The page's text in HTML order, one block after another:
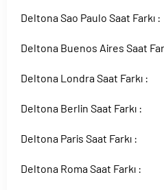
Deltona Sao Paulo Saat Farkı :
Deltona Buenos Aires Saat
Deltona Londra Saat Farkı :
Deltona Berlin Saat Farkı :
Deltona Paris Saat Farkı :
Deltona Roma Saat Farkı :